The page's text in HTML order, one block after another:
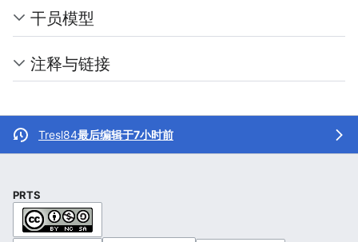
干员模型
注释与链接
Tresl84最后编辑于7小时前
PRTS